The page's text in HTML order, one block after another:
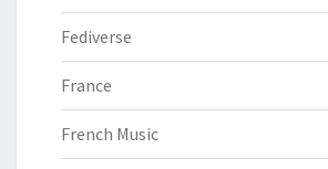
Fediverse
France
French Music